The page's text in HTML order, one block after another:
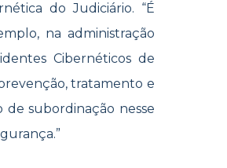
do Judiciário. “É
na administração
Cibernéticos de
tratamento e
de subordinação nesse